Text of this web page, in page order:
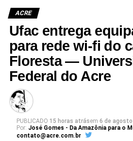
Leia Mais: UFAC
ACRE
Ufac entrega
para rede wi-fi do
Floresta —
Federal do Acre
PUBLICADO 15 horas atrásem 6 de agosto
Por: José Gomes - Da Amazônia para o
contato@acre.com.br